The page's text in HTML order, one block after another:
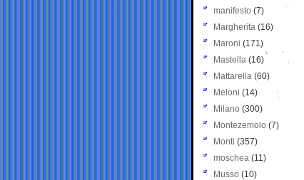
manifesto (7)
Margherita (16)
Maroni (171)
Mastella (16)
Mattarella (60)
Meloni (14)
Milano (300)
Montezemolo (7)
Monti (357)
moschea (11)
Musso (10)